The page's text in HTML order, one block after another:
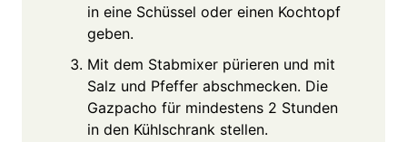
in eine Schüssel oder einen Kochtopf
geben.
Mit dem Stabmixer pürieren und mit
Salz und Pfeffer abschmecken. Die
Gazpacho für mindestens 2 Stunden
in den Kühlschrank stellen.